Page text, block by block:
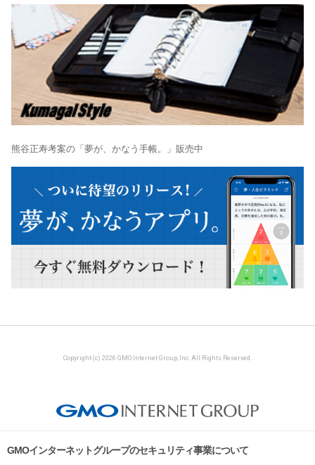
熊谷正寿考案の「夢が、かなう手帳。」販売中
Copyright (c) 2026 GMO Internet Group, Inc. All Rights Reserved.
GMOインターネットグループのセキュリティ事業について